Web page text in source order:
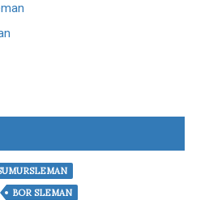
BOR SLEMAN